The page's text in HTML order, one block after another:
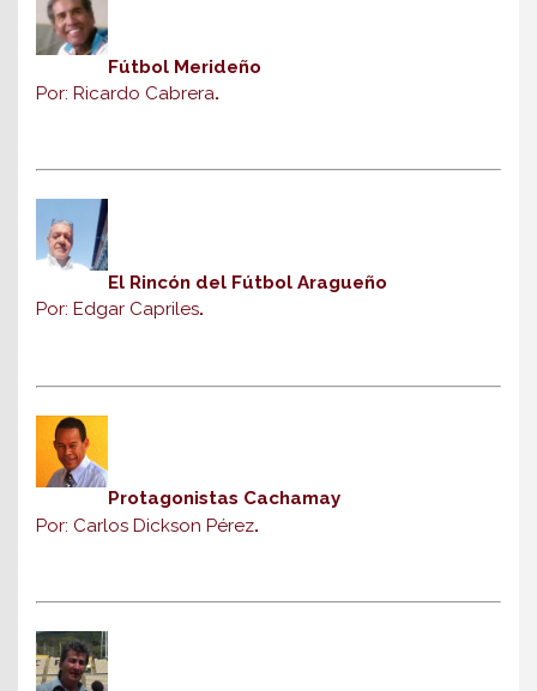
Fútbol Merideño
Por: Ricardo Cabrera.
El Rincón del Fútbol Aragueño
Por: Edgar Capriles.
Protagonistas Cachamay
Por: Carlos Dickson Pérez.